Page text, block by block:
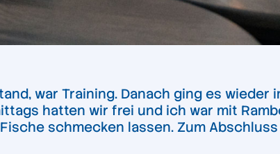
war Training. Danach ging es
hatten wir frei und ich war mit
schmecken lassen. Zum